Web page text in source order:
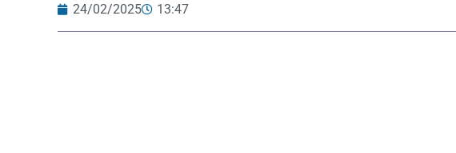
24/02/2025 13:47